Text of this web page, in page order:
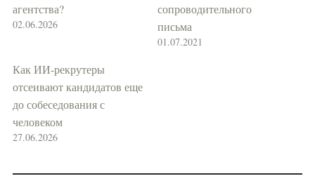
агентства?
02.06.2026
сопроводительного
письма
01.07.2021
Как ИИ-рекрутеры
отсеивают кандидатов еще
до собеседования с
человеком
27.06.2026